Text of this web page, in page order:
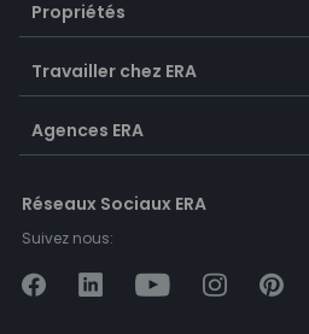
Propriétés
Travailler chez ERA
Agences ERA
Réseaux Sociaux ERA
Suivez nous: